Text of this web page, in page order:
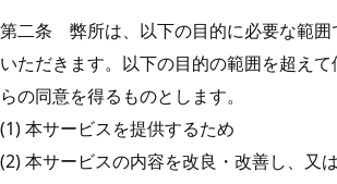
第二条 弊所は、以下の目的に必要な範囲
いただきます。以下の目的の範囲を超え
らの同意を得るものとします。
(1) 本サービスを提供するため
(2) 本サービスの内容を改良・改善し、又